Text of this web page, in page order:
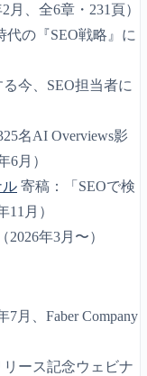
2月、全6章・231頁）
代の『SEO戦略』に
今、SEO担当者に
名AI Overviews影
6月）
ル 寄稿：「SEOで検
月）
2026年3月〜）
7月、Faber Company
ース記念ウェビナ